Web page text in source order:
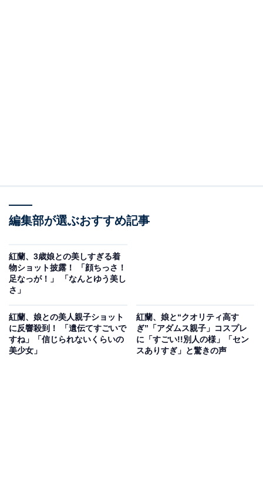
編集部が選ぶおすすめ記事
紅蘭、3歳娘との美しすぎる着
物ショット披露！ 「顔ちっさ！
足なっが！」 「なんとゆう美し
さ」
紅蘭、娘との美人親子ショット
に反響殺到！ 「遺伝てすごいで
すね」「信じられないくらいの
美少女」
紅蘭、娘と“クオリティ高す
ぎ︎”「アダムス親子」コスプレ
に「すごい!!別人の様」「セン
スありすぎ」と驚きの声